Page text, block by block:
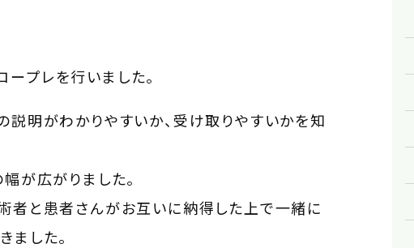
プレを行いました。
明がわかりやすいか、受け取りやすいかを知
が広がりました。
者と患者さんがお互いに納得した上で一緒に
ました。